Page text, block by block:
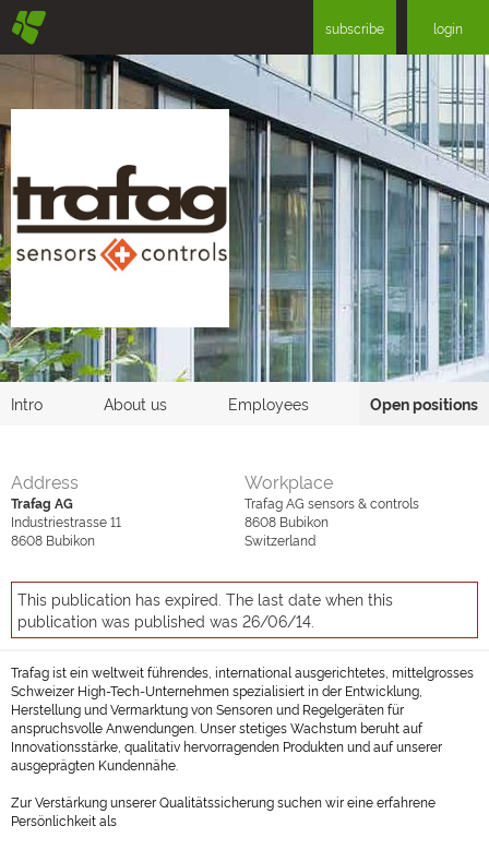
§ subscribe login
Intro About us Employees Open positions
Address
Trafag AG
Industriestrasse 11
8608 Bubikon
Workplace
Trafag AG sensors & controls
8608 Bubikon
Switzerland
This publication has expired. The last date when this
publication was published was 26/06/14.
Trafag ist ein weltweit führendes, international ausgerichtetes, mittelgrosses
Schweizer High-Tech-Unternehmen spezialisiert in der Entwicklung,
Herstellung und Vermarktung von Sensoren und Regelgeräten für
anspruchsvolle Anwendungen. Unser stetiges Wachstum beruht auf
Innovationsstärke, qualitativ hervorragenden Produkten und auf unserer
ausgeprägten Kundennähe.
Zur Verstärkung unserer Qualitätssicherung suchen wir eine erfahrene
Persönlichkeit als